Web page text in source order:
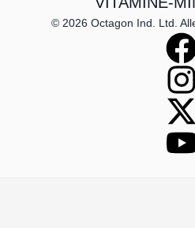
© 2026 Octagon Ind. Ltd.